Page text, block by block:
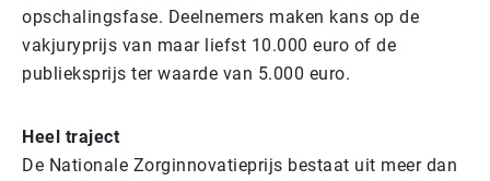
opschalingsfase. Deelnemers maken kans op de
vakjuryprijs van maar liefst 10.000 euro of de
publieksprijs ter waarde van 5.000 euro.
Heel traject
De Nationale Zorginnovatieprijs bestaat uit meer dan